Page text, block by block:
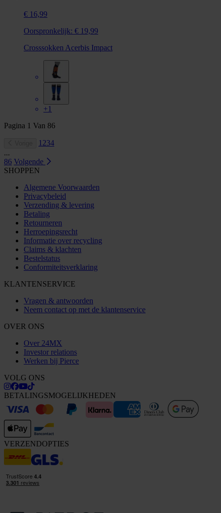
€ 16,99
Oorspronkelijk: € 19,99
Crosssokken Acerbis Impact
+1
Pagina 1 Van 86
1 234
...
86 Volgende
SHOPPEN
Algemene Voorwaarden
Privacybeleid
Verzending & levering
Betaling
Retourneren
Herroepingsrecht
Informatie over recycling
Claims & klachten
Bestelstatus
Conformiteitsverklaring
KLANTENSERVICE
Vragen & antwoorden
Neem contact op met de klantenservice
OVER ONS
Over 24MX
Investor relations
Werken bij Pierce
VOLG ONS
BETALINGSMOGELIJKHEDEN
VERZENDOPTIES